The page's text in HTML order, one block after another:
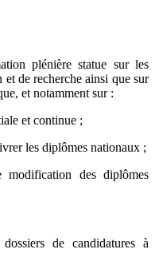
plénière statue sur les
de recherche ainsi que sur
et notamment sur :
et continue ;
les diplômes nationaux ;
des diplômes
de candidatures à